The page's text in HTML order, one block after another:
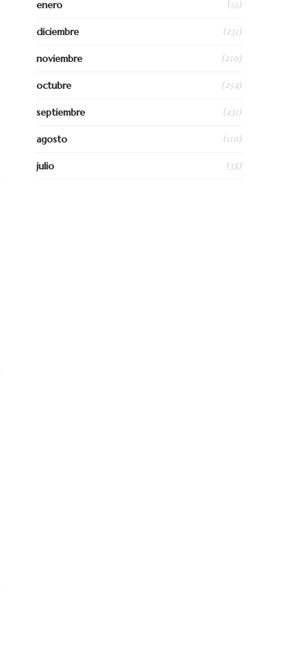
enero (55)
diciembre (231)
noviembre (210)
octubre (254)
septiembre (231)
agosto (110)
julio (38)